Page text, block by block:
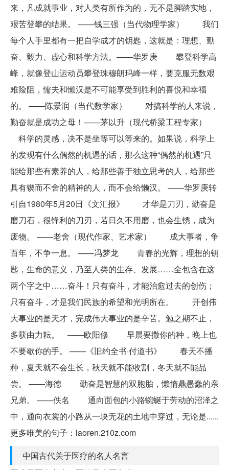
来，凡成就事业，对人类有所作为的，无不是脚踏实地，
艰苦登攀的结果。 ——钱三强（当代物理学家） 我们
每个人手里都有一把自学成才的钥匙，这就是：理想、勤
奋、毅力、虚心和科学方法。——华罗庚 攀登科学高
峰，就像登山运动员攀登珠穆朗玛峰一样，要克服无数艰
难险阻，懦夫和懒汉是不可能享受到胜利的喜悦和幸福
的。 ——陈景润（当代数学家） 对搞科学的人来说，
勤奋就是成功之母！——茅以升（现代桥梁工程专家）
科学的灵感，决不是坐等可以等来的。如果说，科学上
的发现有什么偶然的机遇的话，那么这种“偶然的机遇”只
能给那些有素养的人，给那些善于独立思考的人，给那些
具有锲而不舍的精神的人，而不会给懒汉。 ——华罗庚转
引自1980年5月20日《文汇报》 才华是刀刃，勤奋是
磨刀石，很锋利的刀刃，若日久不用磨，也会生锈，成为
废物。 ——老舍（现代作家、艺术家） 成大事者，争
百年，不争一息。 ——冯梦龙 青春的光辉，理想的钥
匙，生命的意义，乃至人类的生存、发展……全包含在这
两个字之中……奋斗！只有奋斗，才能治愈过去的创伤；
只有奋斗，才是我们民族的希望和光明所在。 开创伟
大事业的是天才，完成伟大事业的是辛苦。勉之期不止，
多获由力耘。 ——欧阳修 早晨要撒你的种，晚上也
不要歇你的手。 ——《旧约全书·付道书》 春天不播
种，夏天就不会生长，秋天就不能收割，冬天就不能品
尝。 ——海德 勤奋是智慧的双胞胎，懒惰鼎愚蠢的亲
兄弟。 ——佚名 通向面包的小路蜿蜒于劳动的沼泽之
中，通向衣裳的小路从一块无花的土地中穿过，无论是......
更多唯美的句子：laoren.210z.com
中国古代关于医疗的名人名言